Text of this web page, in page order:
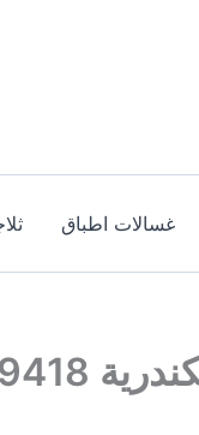
غسالات اطباق
بالاسكندرية